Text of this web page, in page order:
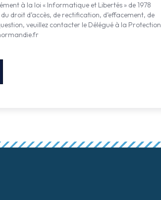
à la loi « Informatique et Libertés » de 1978
droit d’accès, de rectification, d’effacement, de
veuillez contacter le Délégué à la Protection